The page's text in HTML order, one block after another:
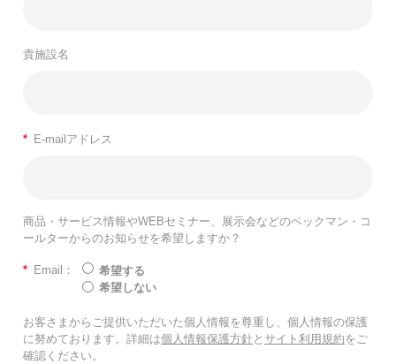
貴施設名
* E-mailアドレス
商品・サービス情報やWEBセミナー、展示会などのベックマン・コ
ールターからのお知らせを希望しますか？
* Email：
希望する
希望しない
お客さまからご提供いただいた個人情報を尊重し、個人情報の保護
に努めております。詳細は個人情報保護方針と サイト利用規約をご
確認ください。